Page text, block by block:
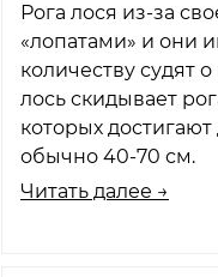
Рога лося из-за
«лопатами» и они
количеству судят
лось скидывает
которых
обычно 40-70 см.
Читать далее →